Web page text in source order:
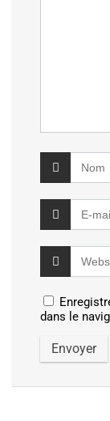
dans le